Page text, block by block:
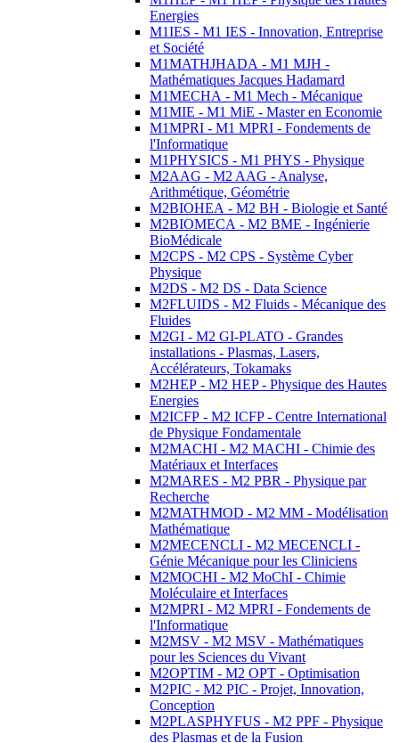
Energies
M1IES - M1 IES - Innovation, Entreprise
et Société
M1MATHJHADA - M1 MJH -
Mathématiques Jacques Hadamard
M1MECHA - M1 Mech - Mécanique
M1MIE - M1 MiE - Master en Economie
M1MPRI - M1 MPRI - Fondements de
l'Informatique
M1PHYSICS - M1 PHYS - Physique
M2AAG - M2 AAG - Analyse,
Arithmétique, Géométrie
M2BIOHEA - M2 BH - Biologie et Santé
M2BIOMECA - M2 BME - Ingénierie
BioMédicale
M2CPS - M2 CPS - Système Cyber
Physique
M2DS - M2 DS - Data Science
M2FLUIDS - M2 Fluids - Mécanique des
Fluides
M2GI - M2 GI-PLATO - Grandes
installations - Plasmas, Lasers,
Accélérateurs, Tokamaks
M2HEP - M2 HEP - Physique des Hautes
Energies
M2ICFP - M2 ICFP - Centre International
de Physique Fondamentale
M2MACHI - M2 MACHI - Chimie des
Matériaux et Interfaces
M2MARES - M2 PBR - Physique par
Recherche
M2MATHMOD - M2 MM - Modélisation
Mathématique
M2MECENCLI - M2 MECENCLI -
Génie Mécanique pour les Cliniciens
M2MOCHI - M2 MoChI - Chimie
Moléculaire et Interfaces
M2MPRI - M2 MPRI - Fondements de
l'Informatique
M2MSV - M2 MSV - Mathématiques
pour les Sciences du Vivant
M2OPTIM - M2 OPT - Optimisation
M2PIC - M2 PIC - Projet, Innovation,
Conception
M2PLASPHYFUS - M2 PPF - Physique
des Plasmas et de la Fusion